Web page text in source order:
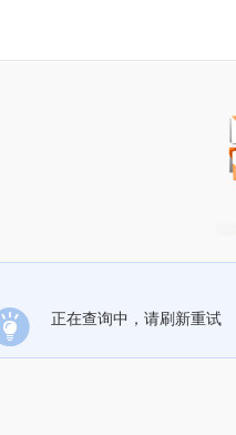
正在查询中，请刷新重试